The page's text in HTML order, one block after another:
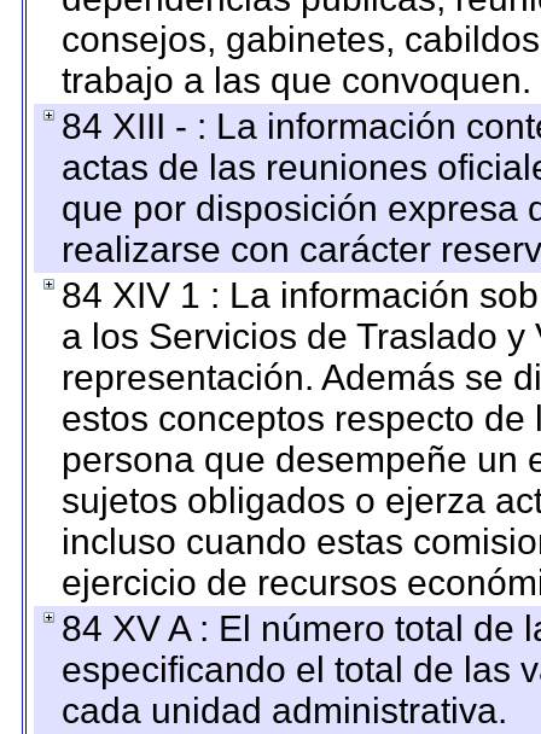
consejos, gabinetes,
trabajo a las que convoquen.
84 XIII - : La información
actas de las reuniones
que por disposición expresa
realizarse con carácter
84 XIV 1 : La información
a los Servicios de Traslado
representación. Además se
estos conceptos respecto
persona que desempeñe un
sujetos obligados o ejerza
incluso cuando estas
ejercicio de recursos
84 XV A : El número total de
especificando el total de las
cada unidad administrativa.